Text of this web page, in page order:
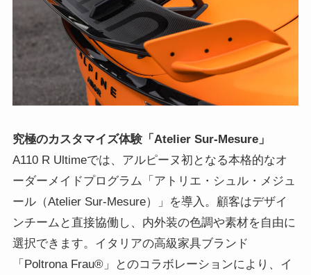
究極のカスタマイズ体験「Atelier Sur-Mesure」
A110 R Ultimeでは、アルピーヌ初となる本格的なオ
ーダーメイドプログラム「アトリエ・シュル・メジュ
ール（Atelier Sur-Mesure）」を導入。顧客はデザイ
ンチームと直接協働し、内外装の色調や素材を自由に
選択できます。イタリアの高級家具ブランド
「Poltrona Frau®」とのコラボレーションにより、イ